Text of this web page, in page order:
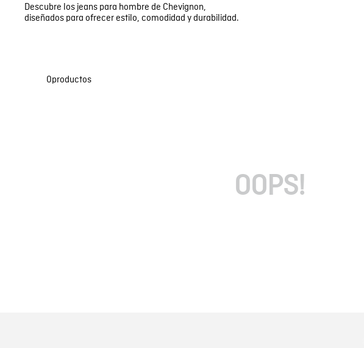
Swimwear
Descubre los jeans para hombre de Chevignon,
diseñados para ofrecer estilo, comodidad y durabilidad.
0productos
OOPS!